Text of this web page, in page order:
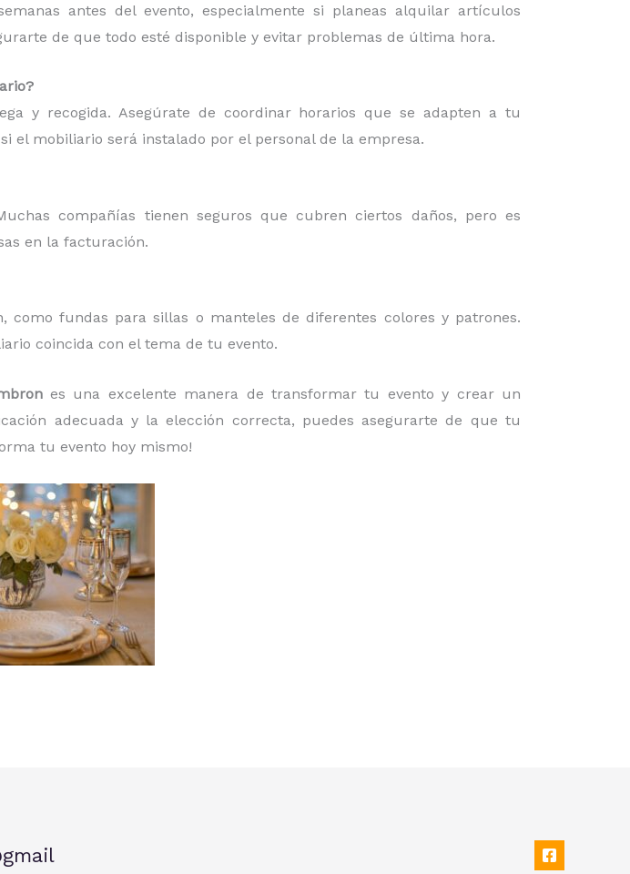
antes del evento, especialmente si planeas alquilar artículos
de que todo esté disponible y evitar problemas de última hora.
y recogida. Asegúrate de coordinar horarios que se adapten a tu
el mobiliario será instalado por el personal de la empresa.
compañías tienen seguros que cubren ciertos daños, pero es
en la facturación.
como fundas para sillas o manteles de diferentes colores y patrones.
coincida con el tema de tu evento.
es una excelente manera de transformar tu evento y crear un
adecuada y la elección correcta, puedes asegurarte de que tu
tu evento hoy mismo!